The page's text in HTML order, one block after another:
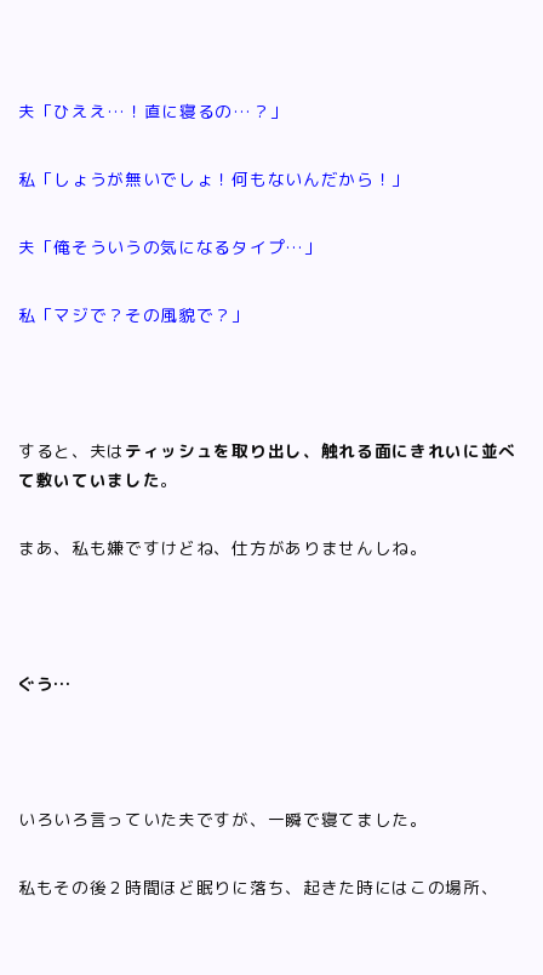
夫「ひええ…！直に寝るの…？」
私「しょうが無いでしょ！何もないんだから！」
夫「俺そういうの気になるタイプ…」
私「マジで？その風貌で？」
すると、夫は ティッシュを取り出し、触れる面にきれいに並べ
て敷いていました。
まあ、私も嫌ですけどね、仕方がありませんしね。
ぐう…
いろいろ言っていた夫ですが、一瞬で寝てました。
私もその後２時間ほど眠りに落ち、起きた時にはこの場所、